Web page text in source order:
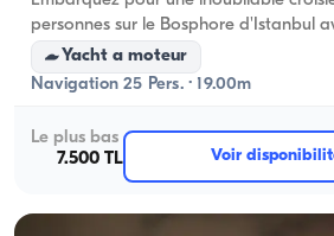
personnes sur le Bosphore d'Istanbul
de 19 mètres au départ de Bebek !
Yacht a moteur
Navigation 25 Pers. · 19.00m
Le plus bas
7.500 TL
Voir